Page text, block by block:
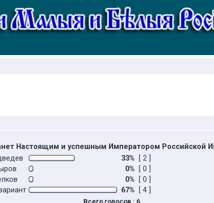
Настоящим и успешным Императором Российской
33%
[ 2 ]
0%
[ 0 ]
0%
[ 0 ]
67% [ 4 ]
Всего голосов : 6